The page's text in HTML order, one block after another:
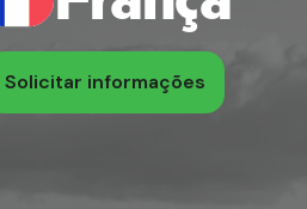
Solicitar informações